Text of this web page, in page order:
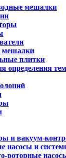
мешалки
мешалки
плитки
определения
и вакуум-
насосы и
роторные